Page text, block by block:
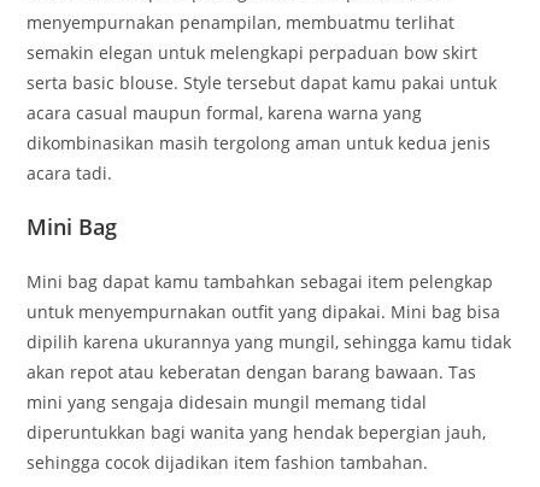
menyempurnakan penampilan, membuatmu terlihat
semakin elegan untuk melengkapi perpaduan bow skirt
serta basic blouse. Style tersebut dapat kamu pakai untuk
acara casual maupun formal, karena warna yang
dikombinasikan masih tergolong aman untuk kedua jenis
acara tadi.
Mini Bag
Mini bag dapat kamu tambahkan sebagai item pelengkap
untuk menyempurnakan outfit yang dipakai. Mini bag bisa
dipilih karena ukurannya yang mungil, sehingga kamu tidak
akan repot atau keberatan dengan barang bawaan. Tas
mini yang sengaja didesain mungil memang tidal
diperuntukkan bagi wanita yang hendak bepergian jauh,
sehingga cocok dijadikan item fashion tambahan.